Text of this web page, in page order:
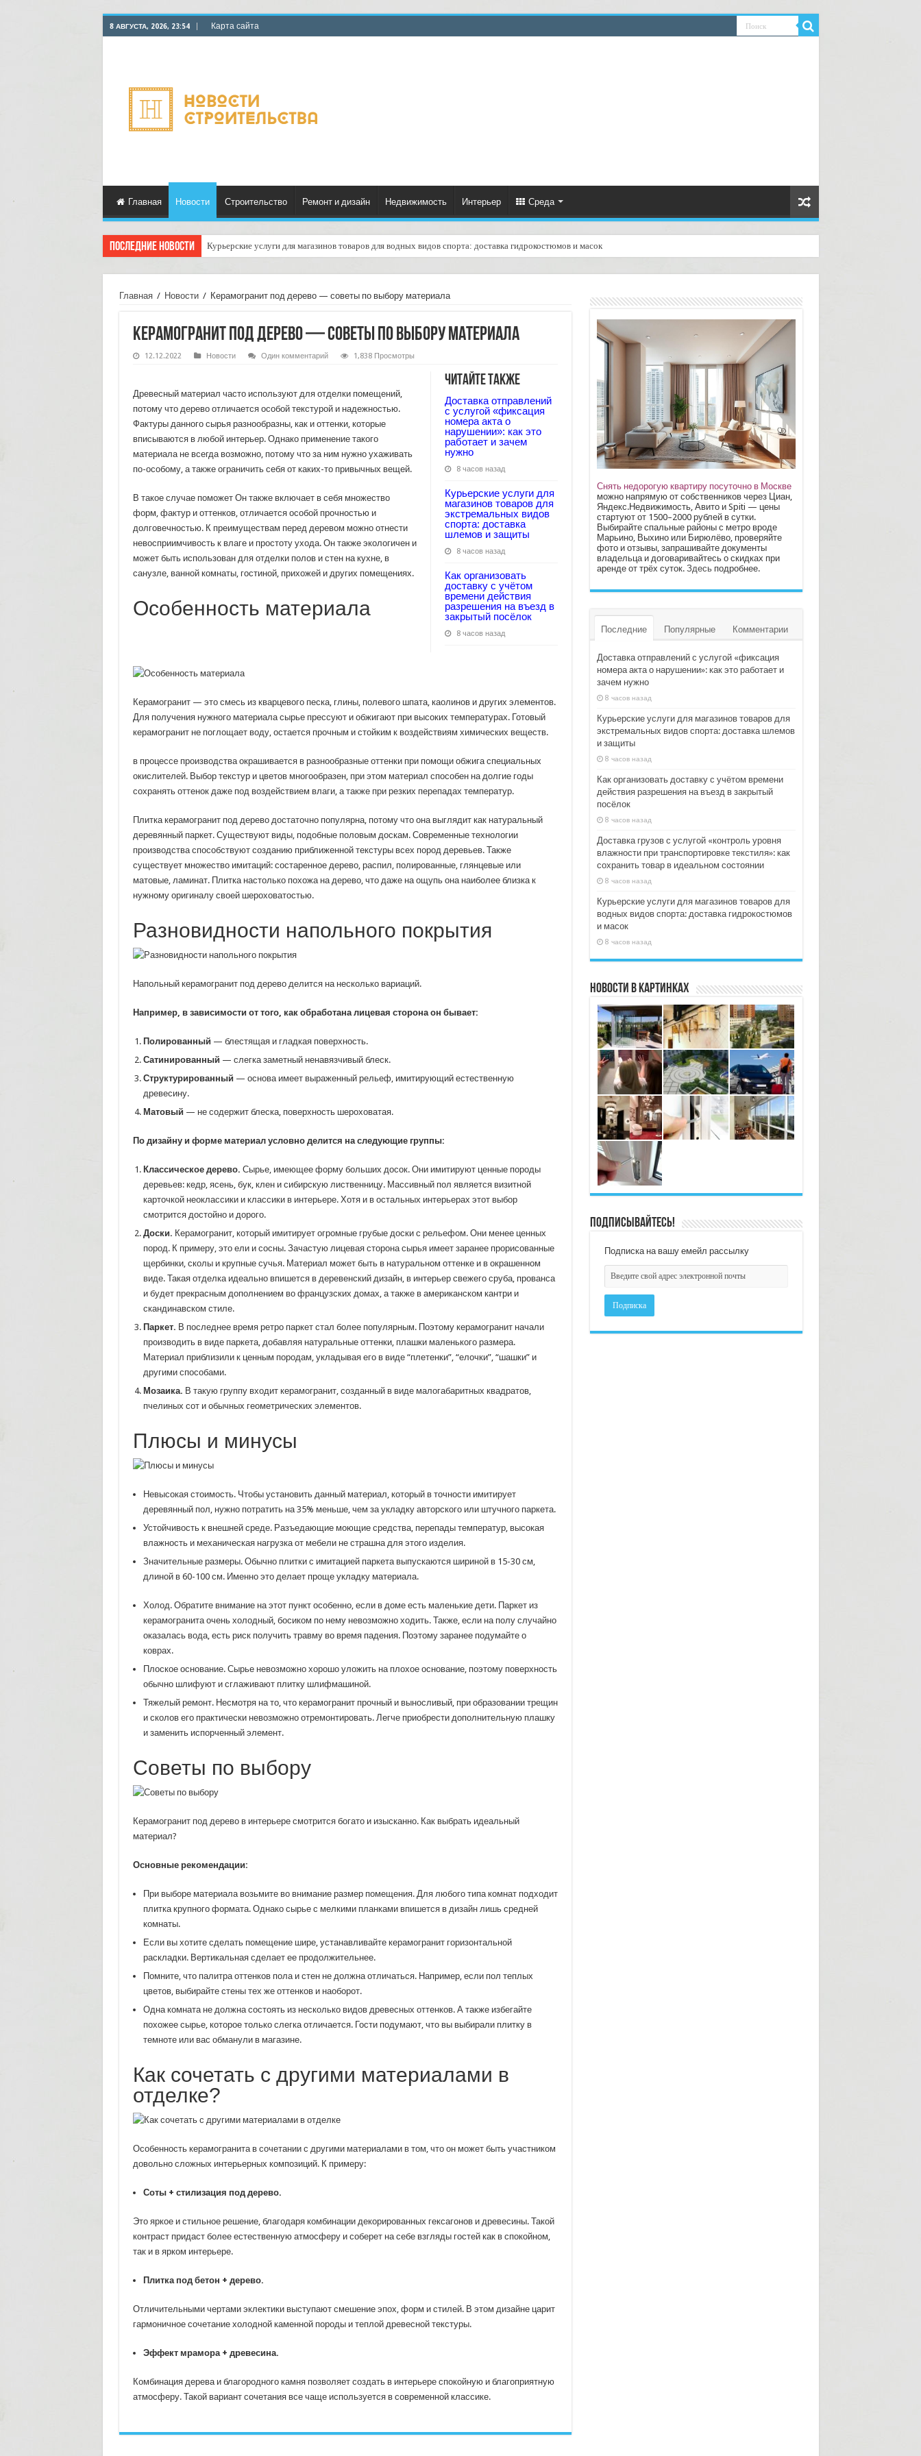
8 АВГУСТА, 2026, 23:54 Карта сайта
Главная Новости Строительство Ремонт и дизайн Недвижимость Интерьер Среда
Последние новости Курьерские услуги для магазинов товаров для водных видов спорта: доставка гидрокостюмов и масок
Как настроить автоматическое формирование рейтинга курьеров по качеству доставок: практическое руководство
Главная / Новости / Керамогранит под дерево — советы по выбору материала
Керамогранит под дерево — советы по выбору материала
12.12.2022 Новости Один комментарий 1,838 Просмотры
Читайте также
Доставка отправлений
с услугой «фиксация
номера акта о
нарушении»: как это
работает и зачем
нужно
8 часов назад
Курьерские услуги для
магазинов товаров для
экстремальных видов
спорта: доставка
шлемов и защиты
8 часов назад
Как организовать
доставку с учётом
времени действия
разрешения на въезд в
закрытый посёлок
8 часов назад
Древесный материал часто используют для отделки помещений,
потому что дерево отличается особой текстурой и надежностью.
Фактуры данного сырья разнообразны, как и оттенки, которые
вписываются в любой интерьер. Однако применение такого
материала не всегда возможно, потому что за ним нужно ухаживать
по-особому, а также ограничить себя от каких-то привычных вещей.
В такое случае поможет Он также включает в себя множество
форм, фактур и оттенков, отличается особой прочностью и
долговечностью. К преимуществам перед деревом можно отнести
невосприимчивость к влаге и простоту ухода. Он также экологичен и
может быть использован для отделки полов и стен на кухне, в
санузле, ванной комнаты, гостиной, прихожей и других помещениях.
Особенность материала
Керамогранит — это смесь из кварцевого песка, глины, полевого шпата, каолинов и других элементов.
Для получения нужного материала сырье прессуют и обжигают при высоких температурах. Готовый
керамогранит не поглощает воду, остается прочным и стойким к воздействиям химических веществ.
в процессе производства окрашивается в разнообразные оттенки при помощи обжига специальных
окислителей. Выбор текстур и цветов многообразен, при этом материал способен на долгие годы
сохранять оттенок даже под воздействием влаги, а также при резких перепадах температур.
Плитка керамогранит под дерево достаточно популярна, потому что она выглядит как натуральный
деревянный паркет. Существуют виды, подобные половым доскам. Современные технологии
производства способствуют созданию приближенной текстуры всех пород деревьев. Также
существует множество имитаций: состаренное дерево, распил, полированные, глянцевые или
матовые, ламинат. Плитка настолько похожа на дерево, что даже на ощупь она наиболее близка к
нужному оригиналу своей шероховатостью.
Разновидности напольного покрытия
Напольный керамогранит под дерево делится на несколько вариаций.
Например, в зависимости от того, как обработана лицевая сторона он бывает:
Полированный — блестящая и гладкая поверхность.
Сатинированный — слегка заметный ненавязчивый блеск.
Структурированный — основа имеет выраженный рельеф, имитирующий естественную
древесину.
Матовый — не содержит блеска, поверхность шероховатая.
По дизайну и форме материал условно делится на следующие группы:
Классическое дерево. Сырье, имеющее форму больших досок. Они имитируют ценные породы
деревьев: кедр, ясень, бук, клен и сибирскую лиственницу. Массивный пол является визитной
карточкой неоклассики и классики в интерьере. Хотя и в остальных интерьерах этот выбор
смотрится достойно и дорого.
Доски. Керамогранит, который имитирует огромные грубые доски с рельефом. Они менее ценных
пород. К примеру, это ели и сосны. Зачастую лицевая сторона сырья имеет заранее прорисованные
щербинки, сколы и крупные сучья. Материал может быть в натуральном оттенке и в окрашенном
виде. Такая отделка идеально впишется в деревенский дизайн, в интерьер свежего сруба, прованса
и будет прекрасным дополнением во французских домах, а также в американском кантри и
скандинавском стиле.
Паркет. В последнее время ретро паркет стал более популярным. Поэтому керамогранит начали
производить в виде паркета, добавляя натуральные оттенки, плашки маленького размера.
Материал приблизили к ценным породам, укладывая его в виде “плетенки”, “елочки”, “шашки” и
другими способами.
Мозаика. В такую группу входит керамогранит, созданный в виде малогабаритных квадратов,
пчелиных сот и обычных геометрических элементов.
Плюсы и минусы
Невысокая стоимость. Чтобы установить данный материал, который в точности имитирует
деревянный пол, нужно потратить на 35% меньше, чем за укладку авторского или штучного паркета.
Устойчивость к внешней среде. Разъедающие моющие средства, перепады температур, высокая
влажность и механическая нагрузка от мебели не страшна для этого изделия.
Значительные размеры. Обычно плитки с имитацией паркета выпускаются шириной в 15-30 см,
длиной в 60-100 см. Именно это делает проще укладку материала.
Холод. Обратите внимание на этот пункт особенно, если в доме есть маленькие дети. Паркет из
керамогранита очень холодный, босиком по нему невозможно ходить. Также, если на полу случайно
оказалась вода, есть риск получить травму во время падения. Поэтому заранее подумайте о
коврах.
Плоское основание. Сырье невозможно хорошо уложить на плохое основание, поэтому поверхность
обычно шлифуют и сглаживают плитку шлифмашиной.
Тяжелый ремонт. Несмотря на то, что керамогранит прочный и выносливый, при образовании трещин
и сколов его практически невозможно отремонтировать. Легче приобрести дополнительную плашку
и заменить испорченный элемент.
Советы по выбору
Керамогранит под дерево в интерьере смотрится богато и изысканно. Как выбрать идеальный
материал?
Основные рекомендации:
При выборе материала возьмите во внимание размер помещения. Для любого типа комнат подходит
плитка крупного формата. Однако сырье с мелкими планками впишется в дизайн лишь средней
комнаты.
Если вы хотите сделать помещение шире, устанавливайте керамогранит горизонтальной
раскладки. Вертикальная сделает ее продолжительнее.
Помните, что палитра оттенков пола и стен не должна отличаться. Например, если пол теплых
цветов, выбирайте стены тех же оттенков и наоборот.
Одна комната не должна состоять из несколько видов древесных оттенков. А также избегайте
похожее сырье, которое только слегка отличается. Гости подумают, что вы выбирали плитку в
темноте или вас обманули в магазине.
Как сочетать с другими материалами в
отделке?
Особенность керамогранита в сочетании с другими материалами в том, что он может быть участником
довольно сложных интерьерных композиций. К примеру:
Соты + стилизация под дерево.
Это яркое и стильное решение, благодаря комбинации декорированных гексагонов и древесины. Такой
контраст придаст более естественную атмосферу и соберет на себе взгляды гостей как в спокойном,
так и в ярком интерьере.
Плитка под бетон + дерево.
Отличительными чертами эклектики выступают смешение эпох, форм и стилей. В этом дизайне царит
гармоничное сочетание холодной каменной породы и теплой древесной текстуры.
Эффект мрамора + древесина.
Комбинация дерева и благородного камня позволяет создать в интерьере спокойную и благоприятную
атмосферу. Такой вариант сочетания все чаще используется в современной классике.
Снять недорогую квартиру посуточно в Москве
можно напрямую от собственников через Циан,
Яндекс.Недвижимость, Авито и Spiti — цены
стартуют от 1500–2000 рублей в сутки.
Выбирайте спальные районы с метро вроде
Марьино, Выхино или Бирюлёво, проверяйте
фото и отзывы, запрашивайте документы
владельца и договаривайтесь о скидках при
аренде от трёх суток. Здесьподробнее.
Последние Популярные Комментарии
Доставка отправлений с услугой «фиксация
номера акта о нарушении»: как это работает и
зачем нужно
8 часов назад
Курьерские услуги для магазинов товаров для
экстремальных видов спорта: доставка шлемов
и защиты
8 часов назад
Как организовать доставку с учётом времени
действия разрешения на въезд в закрытый
посёлок
8 часов назад
Доставка грузов с услугой «контроль уровня
влажности при транспортировке текстиля»: как
сохранить товар в идеальном состоянии
8 часов назад
Курьерские услуги для магазинов товаров для
водных видов спорта: доставка гидрокостюмов
и масок
8 часов назад
Новости в картинках
Подписывайтесь!
Подписка на вашу емейл рассылку